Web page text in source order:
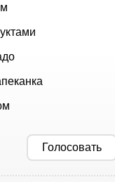
Голосовать